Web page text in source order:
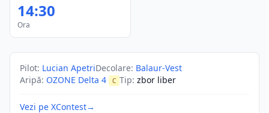
14:30
Ora
Pilot: Lucian ApetriDecolare: Balaur-Vest
Aripă: OZONE Delta 4 C Tip: zbor liber
Vezi pe XContest→